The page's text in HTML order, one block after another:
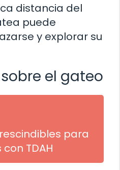
distancia del
puede
y explorar su
el gateo
para
TDAH